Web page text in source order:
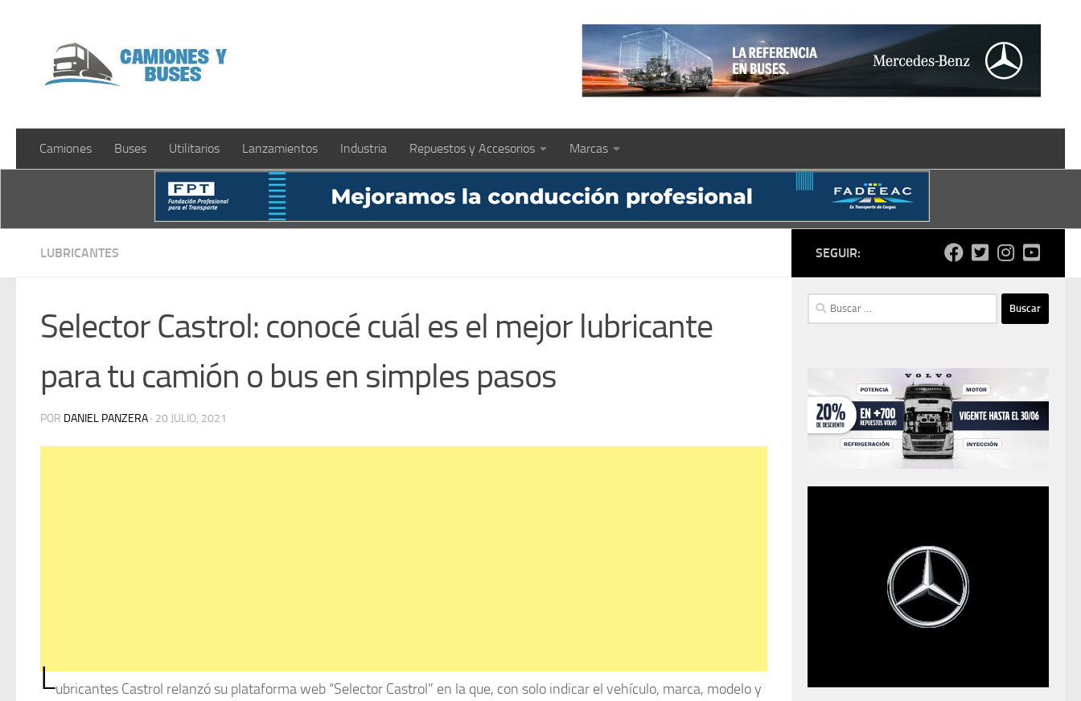
Camiones Buses Utilitarios Lanzamientos Industria Repuestos y Accesorios Marcas
LUBRICANTES
Selector Castrol: conocé cuál es el mejor lubricante
para tu camión o bus en simples pasos
POR DANIEL PANZERA · 20 JULIO, 2021
Lubricantes Castrol relanzó su plataforma web “Selector Castrol” en la que, con solo indicar el vehículo, marca, modelo y
SEGUIR:
Buscar: